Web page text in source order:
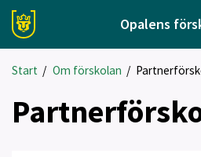
Opalens
Start / Om förskolan /